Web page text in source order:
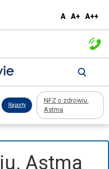
A domyślna
A+większa
A++
Raporty
NFZ o zdrowiu.
Astma
Astma